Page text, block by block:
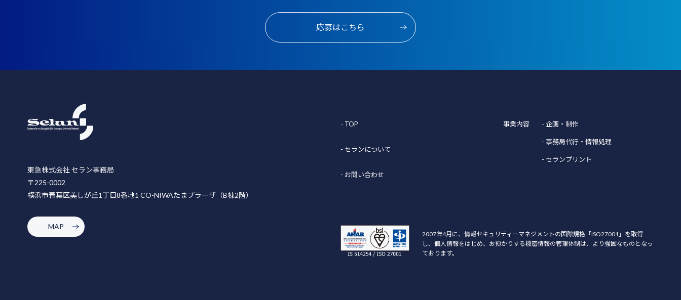
応募はこちら
東急株式会社 セラン事務局
〒225-0002
横浜市青葉区美しが丘1丁目8番地1 CO-NIWAたまプラーザ（B棟2階）
MAP
- TOP
- セランについて
- お問い合わせ
事業内容 - 企画・制作
- 事務局代行・情報処理
- セランプリント
2007年4月に、情報セキュリティーマネジメントの国際規格「ISO27001」を取得
し、個人情報をはじめ、お預かりする機密情報の管理体制は、より強固なものとなっ
ております。